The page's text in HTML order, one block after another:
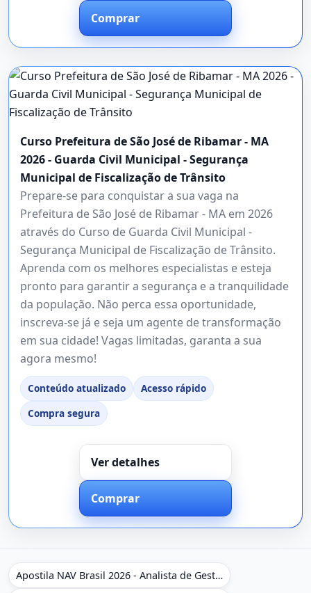
Comprar
Curso Prefeitura de São José de Ribamar - MA
2026 - Guarda Civil Municipal - Segurança
Municipal de Fiscalização de Trânsito
Prepare-se para conquistar a sua vaga na
Prefeitura de São José de Ribamar - MA em 2026
através do Curso de Guarda Civil Municipal -
Segurança Municipal de Fiscalização de Trânsito.
Aprenda com os melhores especialistas e esteja
pronto para garantir a segurança e a tranquilidade
da população. Não perca essa oportunidade,
inscreva-se já e seja um agente de transformação
em sua cidade! Vagas limitadas, garanta a sua
agora mesmo!
Conteúdo atualizado
Acesso rápido
Compra segura
Ver detalhes
Comprar
Apostila NAV Brasil 2026 - Analista de Gestão